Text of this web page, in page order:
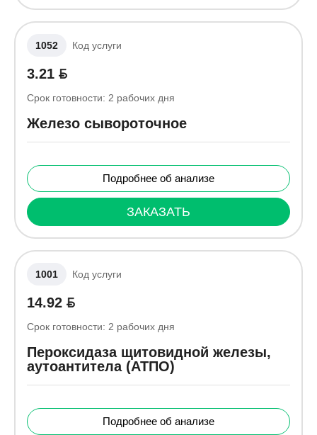
1052 Код услуги
3.21
Срок готовности: 2 рабочих дня
Железо сывороточное
Подробнее об анализе
ЗАКАЗАТЬ
1001 Код услуги
14.92
Срок готовности: 2 рабочих дня
Пероксидаза щитовидной железы,
аутоантитела (АТПО)
Подробнее об анализе